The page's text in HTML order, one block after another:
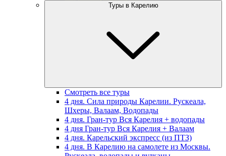
Туры в Карелию
Смотреть все туры
4 дня. Сила природы Карелии. Рускеала,
Шхеры, Валаам, Водопады
4 дня. Гран-тур Вся Карелия + водопады
4 дня Гран-тур Вся Карелия + Валаам
4 дня. Карельский экспресс (из ПТЗ)
4 дня. В Карелию на самолете из Москвы.